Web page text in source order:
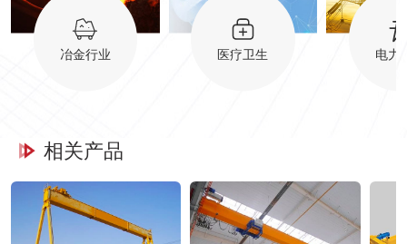
冶金行业 医疗卫生 电力
相关产品